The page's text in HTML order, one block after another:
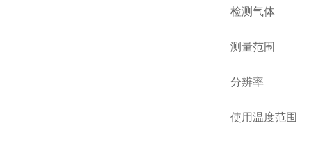
检测气体
测量范围
分辨率
使用温度范围